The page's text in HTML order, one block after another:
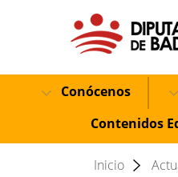
Conócenos
Contenidos
Inicio